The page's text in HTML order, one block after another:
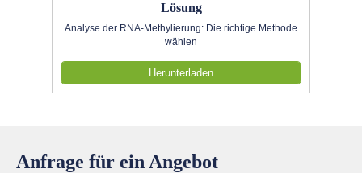
Lösung
Analyse der RNA-Methylierung: Die richtige Methode
wählen
Herunterladen
Anfrage für ein Angebot